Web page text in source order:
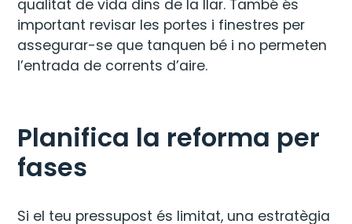
qualitat de vida dins de la llar. També és
important revisar les portes i finestres per
assegurar-se que tanquen bé i no permeten
l’entrada de corrents d’aire.
Planifica la reforma per
fases
Si el teu pressupost és limitat, una estratègia